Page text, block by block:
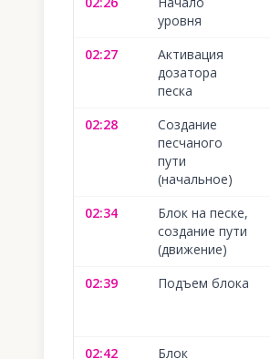
уровня
02:27
Активация
дозатора
песка
02:28
Создание
песчаного
пути
(начальное)
02:34
Блок на песке,
создание пути
(движение)
02:39 Подъем блока
02:42
Блок